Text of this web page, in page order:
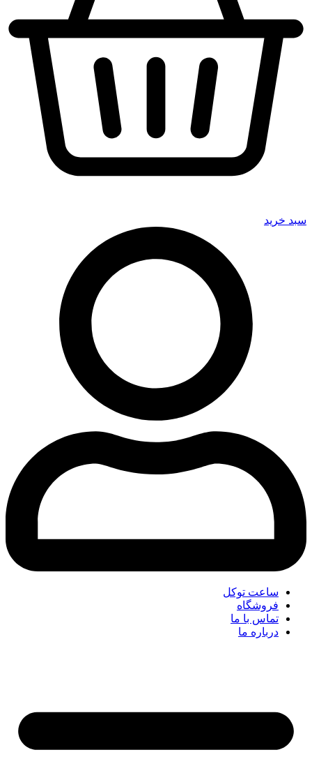
سبد خرید
ساعت توکل
فروشگاه
تماس با ما
درباره ما